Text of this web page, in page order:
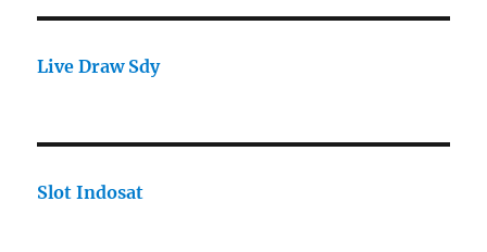
Live Draw Sdy
Slot Indosat